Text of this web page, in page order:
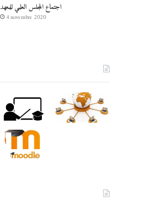
اجتماع المجلس العلمي للمعهد
4 novembre 2020